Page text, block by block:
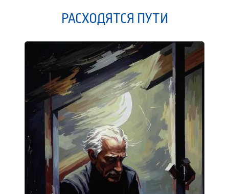
РАСХОДЯТСЯ ПУТИ